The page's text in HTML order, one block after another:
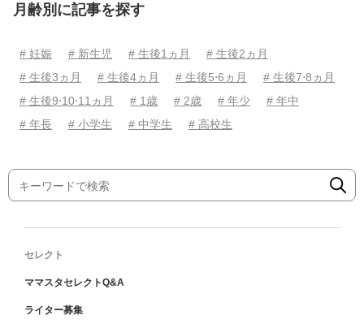
月齢別に記事を探す
# 妊娠 # 新生児 # 生後1ヵ月
# 生後2ヵ月
# 生後3ヵ月
# 生後4ヵ月 # 生後5⋅6ヵ月
# 生後7⋅8ヵ月
# 生後9⋅10⋅11ヵ月
# 1歳 # 2歳 # 年少
# 年中
# 年長
# 小学生 # 中学生 # 高校生
セレクト
ママスタセレクトQ&A
ライター募集